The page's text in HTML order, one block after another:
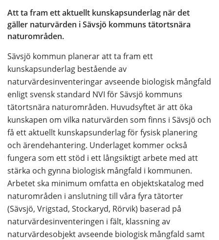
Att ta fram ett aktuellt kunskapsunderlag när det
gäller naturvärden i Sävsjö kommuns tätortsnära
naturområden.
Sävsjö kommun planerar att ta fram ett
kunskapsunderlag bestående av
naturvärdesinventeringar avseende biologisk mångfald
enligt svensk standard NVI för Sävsjö kommuns
tätortsnära naturområden. Huvudsyftet är att öka
kunskapen om vilka naturvärden som finns i Sävsjö och
få ett aktuellt kunskapsunderlag för fysisk planering
och ärendehantering. Underlaget kommer också
fungera som ett stöd i ett långsiktigt arbete med att
stärka och gynna biologisk mångfald i kommunen.
Arbetet ska minimum omfatta en objektskatalog med
naturområden i anslutning till våra fyra tätorter
(Sävsjö, Vrigstad, Stockaryd, Rörvik) baserad på
naturvärdesinventeringen i fält, klassning av
naturvärdesobjekt avseende biologisk mångfald samt